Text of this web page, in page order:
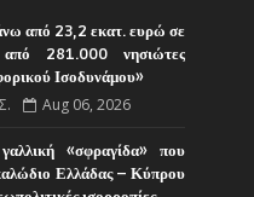
από 23,2 εκατ. ευρώ σε
από 281.000 νησιώτες
Ισοδυνάμου»
Aug 06, 2026
«σφραγίδα» που
Ελλάδας – Κύπρου